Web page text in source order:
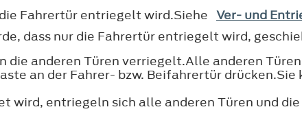
Fahrertür entriegelt wird.Siehe Ver- und
dass nur die Fahrertür entriegelt wird,
anderen Türen verriegelt.Alle anderen
an der Fahrer- bzw. Beifahrertür
wird, entriegeln sich alle anderen Türen und